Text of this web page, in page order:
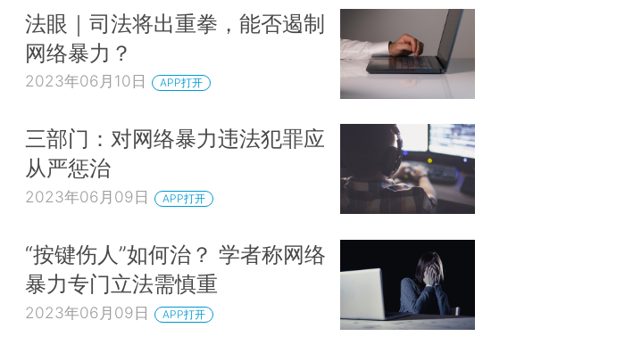
法眼｜司法将出重拳，能否遏制
网络暴力？
2023年06月10日 APP打开
三部门：对网络暴力违法犯罪应
从严惩治
2023年06月09日 APP打开
“按键伤人”如何治？ 学者称网络
暴力专门立法需慎重
2023年06月09日 APP打开